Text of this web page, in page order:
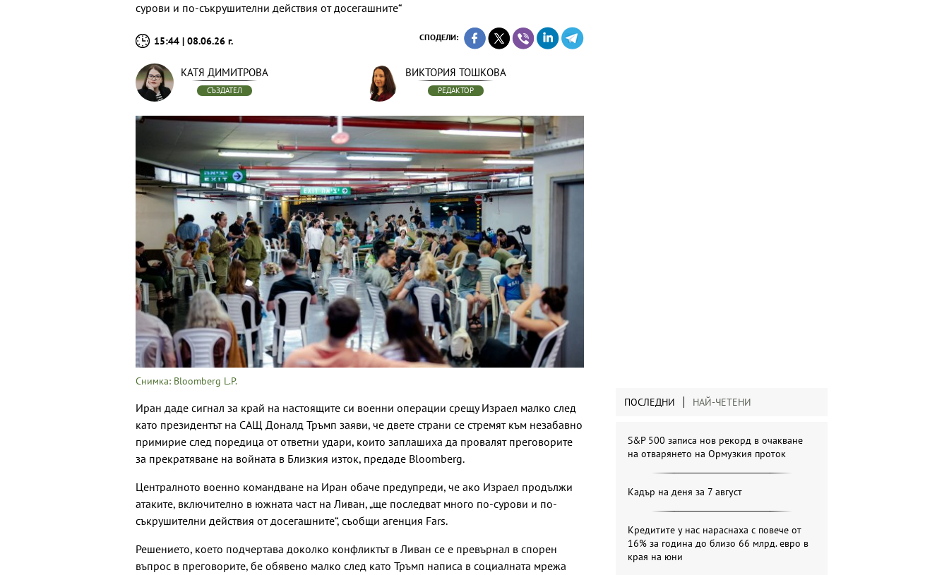
сурови и по-съкрушителни действия от досегашните“
15:44 | 08.06.26 г. СПОДЕЛИ:
КАТЯ ДИМИТРОВА
СЪЗДАТЕЛ
ВИКТОРИЯ ТОШКОВА
РЕДАКТОР
Снимка: Bloomberg L.P.
Иран даде сигнал за край на настоящите си военни операции срещу Израел малко след
като президентът на САЩ Доналд Тръмп заяви, че двете страни се стремят към незабавно
примирие след поредица от ответни удари, които заплашиха да провалят преговорите
за прекратяване на войната в Близкия изток, предаде Bloomberg.
Централното военно командване на Иран обаче предупреди, че ако Израел продължи
атаките, включително в южната част на Ливан, „ще последват много по-сурови и по-
съкрушителни действия от досегашните“, съобщи агенция Fars.
Решението, което подчертава доколко конфликтът в Ливан се е превърнал в спорен
въпрос в преговорите, бе обявено малко след като Тръмп написа в социалната мрежа
ПОСЛЕДНИ НАЙ-ЧЕТЕНИ
S&P 500 записа нов рекорд в очакване
на отварянето на Ормузкия проток
Кадър на деня за 7 август
Кредитите у нас нараснаха с повече от
16% за година до близо 66 млрд. евро в
края на юни